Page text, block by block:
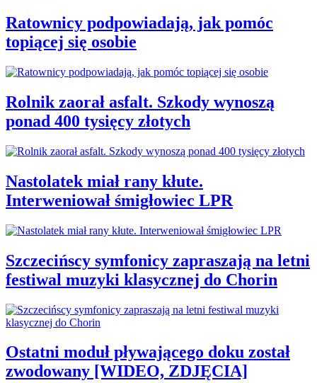
Ratownicy podpowiadają, jak pomóc
topiącej się osobie
Rolnik zaorał asfalt. Szkody wynoszą
ponad 400 tysięcy złotych
Nastolatek miał rany kłute.
Interweniował śmigłowiec LPR
Szczecińscy symfonicy zapraszają na letni
festiwal muzyki klasycznej do Chorin
Ostatni moduł pływającego doku został
zwodowany [WIDEO, ZDJĘCIA]